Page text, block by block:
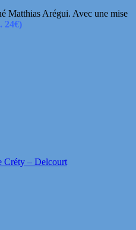
Matthias Arégui. Avec une mise
24€)
Créty – Delcourt